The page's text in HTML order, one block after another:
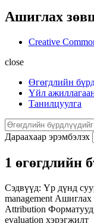
Ашиглах
Creative
close
Өгөгдлийн
Үйл
Танилцуулга
Дараахаар эрэмбэлэх
1 өгөгдлийн
Сэдвүүд: Үр дүнд
management Ашиглах
Attribution
evaluation хэрэгжилт